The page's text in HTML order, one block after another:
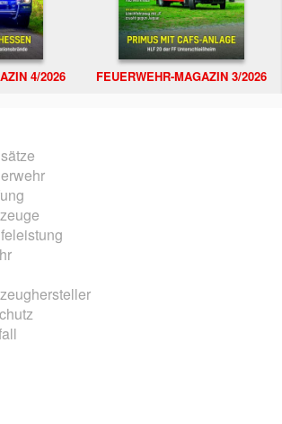
4/2026 FEUERWEHR-MAGAZIN 3/2026